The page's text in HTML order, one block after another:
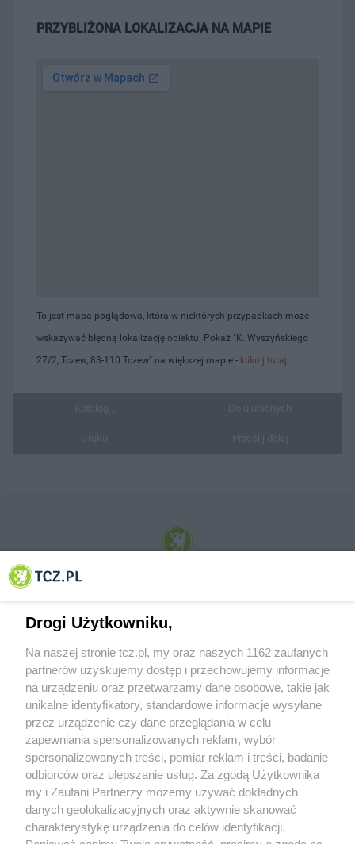
PRZYBLIŻONA LOKALIZACJA NA MAPIE
To jest mapa poglądowa, która w niektórych przypadkach może
wskazywać błędną lokalizację obiektu. Pokaż "K. Wyszyńskiego
27/2, Tczew, 83-110 Tczew" na większej mapie - kliknij tutaj
© 2001-2026 Tczew - TCZ.PL Sp. z o.o. Internetowy Serwis Informacyjny Miasta
O FIRMIE POLITYKA PRYWATNOŚCI HOSTING
REKLAMA WSPÓŁPRACA RSS FACEBOOK KONTAKT
Nasze serwisy
Aktualności Muzyka i kultura
Drogi Użytkowniku,
Na naszej stronie tcz.pl, my oraz naszych 1162 zaufanych
partnerów uzyskujemy dostęp i przechowujemy informacje
na urządzeniu oraz przetwarzamy dane osobowe, takie jak
unikalne identyfikatory, standardowe informacje wysyłane
przez urządzenie czy dane przeglądania w celu
zapewniania spersonalizowanych reklam, wybór
spersonalizowanych treści, pomiar reklam i treści, badanie
odbiorców oraz ulepszanie usług. Za zgodą Użytkownika
my i Zaufani Partnerzy możemy używać dokładnych
danych geolokalizacyjnych oraz aktywnie skanować
charakterystykę urządzenia do celów identyfikacji.